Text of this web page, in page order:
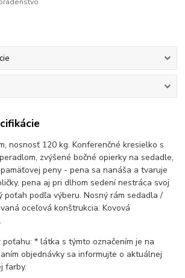
nosnosť 120 kg. Konferenčné kresielko s
zvýšené bočné opierky na sedadle,
peny - pena sa nanáša a tvaruje
pena aj pri dlhom sedení nestráca svoj
poťah podľa výberu. Nosný rám sedadla /
oceľová konštrukcia. Kovová
poťahu: * látka s týmto označením je na
objednávky sa informujte o aktuálnej
farby.